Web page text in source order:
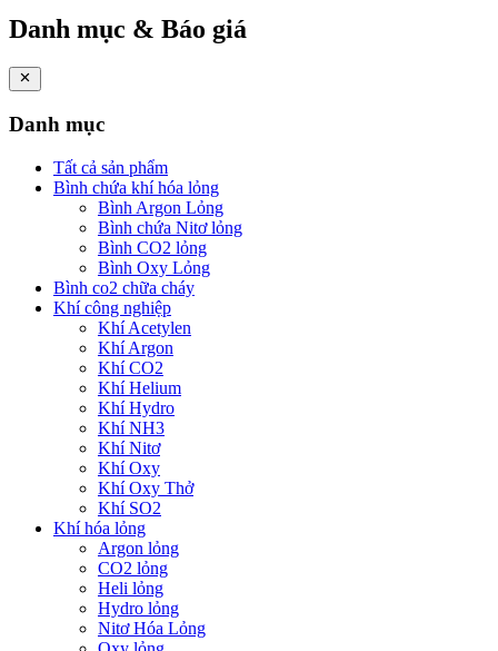
Danh mục & Báo giá
Danh mục
Tất cả sản phẩm
Bình chứa khí hóa lỏng
Bình Argon Lỏng
Bình chứa Nitơ lỏng
Bình CO2 lỏng
Bình Oxy Lỏng
Bình co2 chữa cháy
Khí công nghiệp
Khí Acetylen
Khí Argon
Khí CO2
Khí Helium
Khí Hydro
Khí NH3
Khí Nitơ
Khí Oxy
Khí Oxy Thở
Khí SO2
Khí hóa lỏng
Argon lỏng
CO2 lỏng
Heli lỏng
Hydro lỏng
Nitơ Hóa Lỏng